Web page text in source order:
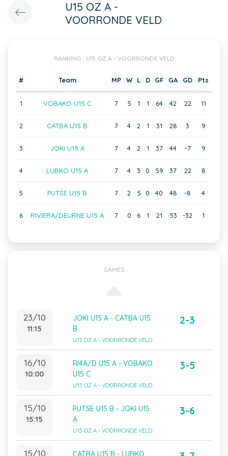
U15 OZ A -
VOORRONDE VELD
RANKING : U15 OZ A - VOORRONDE VELD
# Team MP W L D GF GA GD Pts
1 VOBAKO U15 C 7 5 1 1 64 42 22 11
2 CATBA U15 B 7 4 2 1 31 28 3 9
3 JOKI U15 A 7 4 2 1 37 44 -7 9
4 LUBKO U15 A 7 4 3 0 59 37 22 8
5 PUTSE U15 B 7 2 5 0 40 48 -8 4
6 RIVIERA/DEURNE U15 A 7 0 6 1 21 53 -32 1
GAMES
23/10
11:15
JOKI U15 A - CATBA U15
B
U15 OZ A - VOORRONDE VELD
2-3
16/10
10:00
RI4A/D U15 A - VOBAKO
U15 C
U15 OZ A - VOORRONDE VELD
3-5
15/10
15:15
PUTSE U15 B - JOKI U15
A
U15 OZ A - VOORRONDE VELD
3-6
15/10 CATBA U15 B - LUBKO